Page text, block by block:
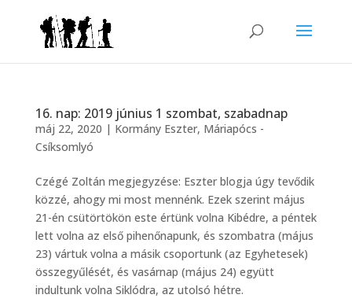
16. nap: 2019 június 1 szombat, szabadnap
máj 22, 2020 | Kormány Eszter, Máriapócs -
Csíksomlyó
Czégé Zoltán megjegyzése: Eszter blogja úgy tevődik
közzé, ahogy mi most mennénk. Ezek szerint május
21-én csütörtökön este értünk volna Kibédre, a péntek
lett volna az első pihenőnapunk, és szombatra (május
23) vártuk volna a másik csoportunk (az Egyhetesek)
összegyűlését, és vasárnap (május 24) együtt
indultunk volna Siklódra, az utolsó hétre.